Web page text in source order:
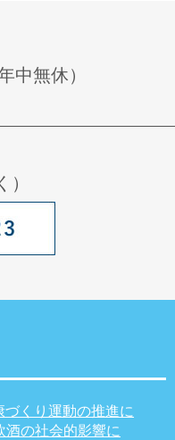
中無休）
づくり運動の推進に
酒の社会的影響に